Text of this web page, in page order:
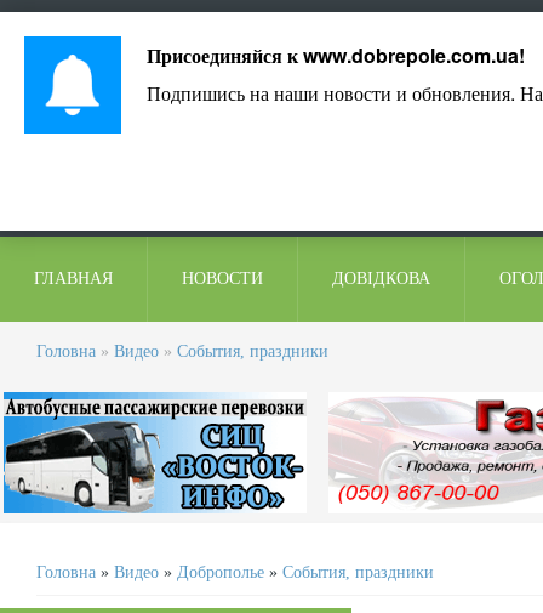
ГЛАВНАЯ НОВОСТИ ДОВІДКОВА
Головна » Видео » События, праздники
Головна » Видео » Доброполье » События, праздники
Присоединяйся кwww.dobrepole.com.ua!
Подпишись на наши новости и обновления.